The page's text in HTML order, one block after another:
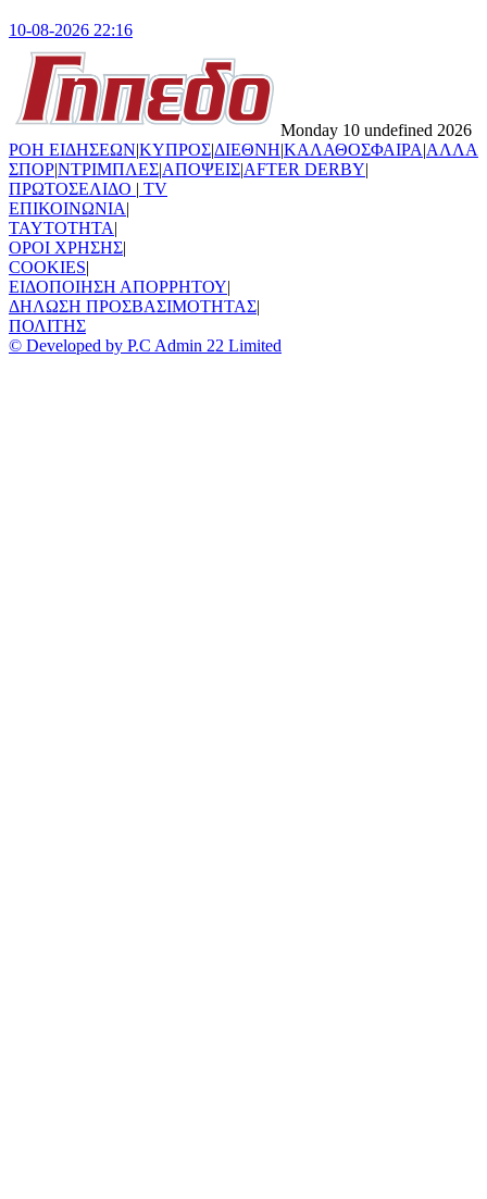
10-08-2026 22:16
Monday 10 undefined 2026
ΡΟΗ ΕΙΔΗΣΕΩΝ|ΚΥΠΡΟΣ|ΔΙΕΘΝΗ|ΚΑΛΑΘΟΣΦΑΙΡΑ|ΑΛΛΑ
ΣΠΟΡ|ΝΤΡΙΜΠΛΕΣ|ΑΠΟΨΕΙΣ|AFTER DERBY|
ΠΡΩΤΟΣΕΛΙΔΟ | TV
ΕΠΙΚΟΙΝΩΝΙΑ|
TAYTOTHTA|
ΟΡΟΙ ΧΡΗΣΗΣ|
COOKIES|
ΕΙΔΟΠΟΙΗΣΗ ΑΠΟΡΡΗΤΟΥ|
ΔΗΛΩΣΗ ΠΡΟΣΒΑΣΙΜΟΤΗΤΑΣ|
ΠΟΛΙΤΗΣ
© Developed by P.C Admin 22 Limited